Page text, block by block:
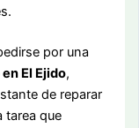
por una
El Ejido,
de reparar
tarea que